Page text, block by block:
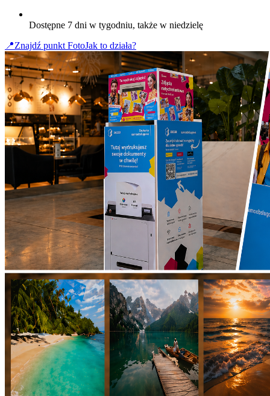
Dostępne 7 dni w tygodniu, także w niedzielę
📍Znajdź punkt FotoJak to działa?